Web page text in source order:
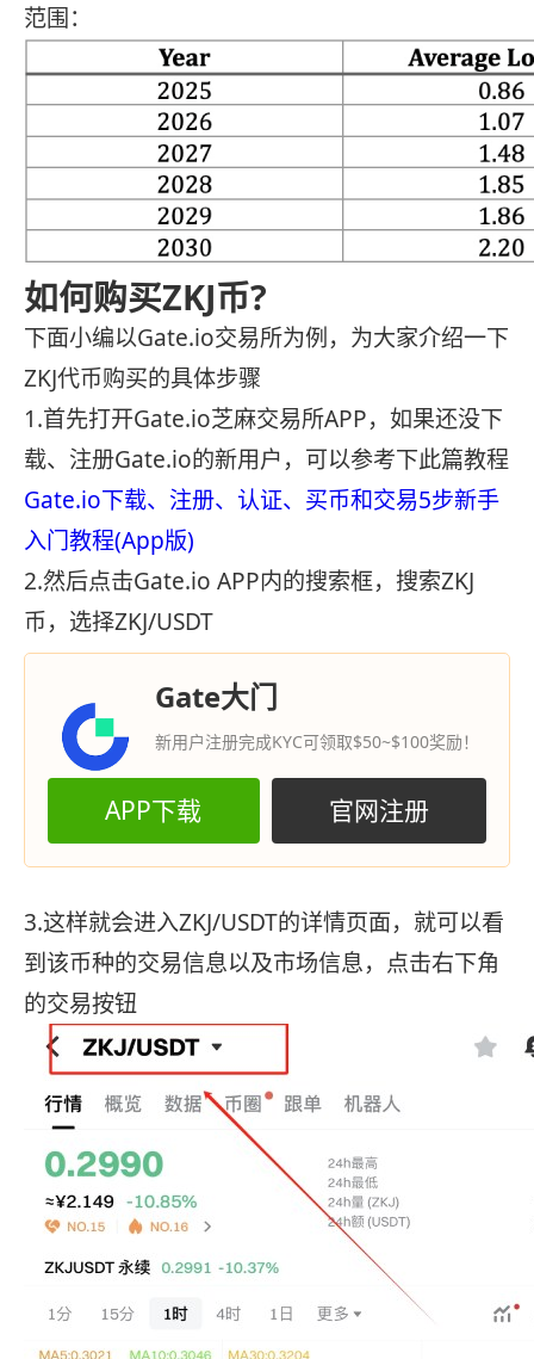
范围：
如何购买ZKJ币?
下面小编以Gate.io交易所为例，为大家介绍一下
ZKJ代币购买的具体步骤
1.首先打开Gate.io芝麻交易所APP，如果还没下
载、注册Gate.io的新用户，可以参考下此篇教程
Gate.io下载、注册、认证、买币和交易5步新手
入门教程(App版)
2.然后点击Gate.io APP内的搜索框，搜索ZKJ
币，选择ZKJ/USDT
Gate大门
新用户注册完成KYC可领取$50~$100奖励！
APP下载 官网注册
3.这样就会进入ZKJ/USDT的详情页面，就可以看
到该币种的交易信息以及市场信息，点击右下角
的交易按钮